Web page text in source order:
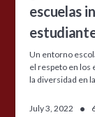
escuelas
Un entorno
el respeto en los
la diversidad en
July 3, 2022 •